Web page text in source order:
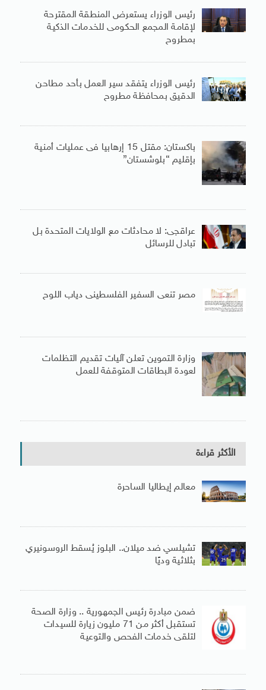
رئيس الوزراء يستعرض المنطقة المقترحة
لإقامة المجمع الحكومى للخدمات الذكية
بمطروح
رئيس الوزراء يتفقد سير العمل بأحد مطاحن
الدقيق بمحافظة مطروح
باكستان: مقتل 15 إرهابيا فى عمليات أمنية
بإقليم “بلوشستان”
عراقجى: لا محادثات مع الولايات المتحدة بل
تبادل للرسائل
مصر تنعى السفير الفلسطينى دياب اللوح
وزارة التموين تعلن آليات تقديم التظلمات
لعودة البطاقات المتوقفة للعمل
الأكثر قراءة
معالم إيطاليا الساحرة
تشيلسي ضد ميلان.. البلوز يُسقط الروسونيري
بثلاثية وديًا
ضمن مبادرة رئيس الجمهورية .. وزارة الصحة
تستقبل أكثر من 71 مليون زيارة للسيدات
لتلقى خدمات الفحص والتوعية